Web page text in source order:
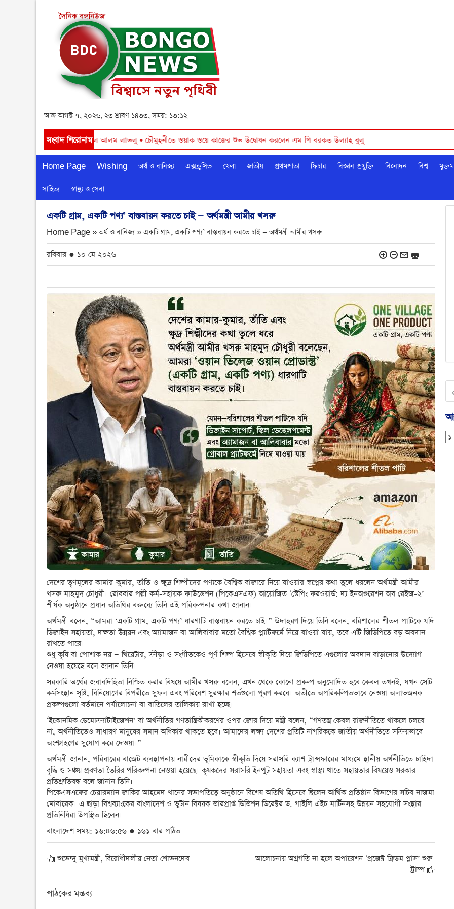
আজ আগস্ট ৭, ২০২৬, ২৩ শ্রাবণ ১৪৩৩, সময়: ১৩:১২
সংবাদ শিরোনাম
চেয়ারম্যান শামসুল আলম লাভলু•চৌমুহনীতে ওয়াক ওয়ে কাজের শুভ উদ্বোধন করলেন এম পি বরকত উল্যাহ বুলু
Home Page Wishing অর্থ ও বানিজ্য এক্সক্লুসিভ খেলা জাতীয় প্রথমপাতা ফিচার বিজ্ঞান-প্রযুক্তি বিনোদন বিশ্ব
সাহিত্য স্বাস্থ্য ও সেবা
একটি গ্রাম, একটি পণ্য’ বাস্তবায়ন করতে চাই — অর্থমন্ত্রী আমীর খসরু
Home Page » অর্থ ও বানিজ্য » একটি গ্রাম, একটি পণ্য’ বাস্তবায়ন করতে চাই — অর্থমন্ত্রী আমীর খসরু
রবিবার ● ১০ মে ২০২৬
দেশের তৃণমূলের কামার-কুমার, তাঁতি ও ক্ষুদ্র শিল্পীদের পণ্যকে বৈশ্বিক বাজারে নিয়ে যাওয়ার স্বপ্নের কথা তুলে ধরলেন অর্থমন্ত্রী আমীর
খসরু মাহমুদ চৌধুরী। রোববার পল্লী কর্ম-সহায়ক ফাউন্ডেশন (পিকেএসএফ) আয়োজিত ‘স্টেপিং ফরওয়ার্ড: দ্য ইনঅগুরেশন অব রেইজ-২’
শীর্ষক অনুষ্ঠানে প্রধান অতিথির বক্তব্যে তিনি এই পরিকল্পনার কথা জানান।
অর্থমন্ত্রী বলেন, “আমরা ‘একটি গ্রাম, একটি পণ্য’ ধারণাটি বাস্তবায়ন করতে চাই।” উদাহরণ দিয়ে তিনি বলেন, বরিশালের শীতল পাটিকে যদি
ডিজাইন সহায়তা, দক্ষতা উন্নয়ন এবং অ্যামাজন বা আলিবাবার মতো বৈশ্বিক প্ল্যাটফর্মে নিয়ে যাওয়া যায়, তবে এটি জিডিপিতে বড় অবদান
রাখতে পারে।
শুধু কৃষি বা পোশাক নয় — থিয়েটার, ক্রীড়া ও সংগীতকেও পূর্ণ শিল্প হিসেবে স্বীকৃতি দিয়ে জিডিপিতে এগুলোর অবদান বাড়ানোর উদ্যোগ
নেওয়া হয়েছে বলে জানান তিনি।
সরকারি অর্থের জবাবদিহিতা নিশ্চিত করার বিষয়ে আমীর খসরু বলেন, এখন থেকে কোনো প্রকল্প অনুমোদিত হবে কেবল তখনই, যখন সেটি
কর্মসংস্থান সৃষ্টি, বিনিয়োগের বিপরীতে সুফল এবং পরিবেশ সুরক্ষার শর্তগুলো পূরণ করবে। অতীতে অপরিকল্পিতভাবে নেওয়া অলাভজনক
প্রকল্পগুলো বর্তমানে পর্যালোচনা বা বাতিলের তালিকায় রাখা হচ্ছে।
‘ইকোনমিক ডেমোক্র্যাটাইজেশন’ বা অর্থনীতির গণতান্ত্রিকীকরণের ওপর জোর দিয়ে মন্ত্রী বলেন, “গণতন্ত্র কেবল রাজনীতিতে থাকলে চলবে
না, অর্থনীতিতেও সাধারণ মানুষের সমান অধিকার থাকতে হবে। আমাদের লক্ষ্য দেশের প্রতিটি নাগরিককে জাতীয় অর্থনীতিতে সক্রিয়ভাবে
অংশগ্রহণের সুযোগ করে দেওয়া।”
অর্থমন্ত্রী জানান, পরিবারের বাজেট ব্যবস্থাপনায় নারীদের ভূমিকাকে স্বীকৃতি দিয়ে সরাসরি ক্যাশ ট্রান্সফারের মাধ্যমে স্থানীয় অর্থনীতিতে চাহিদা
বৃদ্ধি ও সঞ্চয় প্রবণতা তৈরির পরিকল্পনা নেওয়া হয়েছে। কৃষকদের সরাসরি ইনপুট সহায়তা এবং স্বাস্থ্য খাতে সহায়তার বিষয়েও সরকার
প্রতিশ্রুতিবদ্ধ বলে জানান তিনি।
পিকেএসএফের চেয়ারম্যান জাকির আহমেদ খানের সভাপতিত্বে অনুষ্ঠানে বিশেষ অতিথি হিসেবে ছিলেন আর্থিক প্রতিষ্ঠান বিভাগের সচিব নাজমা
মোবারেক। এ ছাড়া বিশ্বব্যাংকের বাংলাদেশ ও ভুটান বিষয়ক ভারপ্রাপ্ত ডিভিশন ডিরেক্টর ড. গাইলি এইচ মার্টিনসহ উন্নয়ন সহযোগী সংস্থার
প্রতিনিধিরা উপস্থিত ছিলেন।
বাংলাদেশ সময়: ১৬:৪৬:৫৬ ● ১৬১ বার পঠিত
শুভেন্দু মুখ্যমন্ত্রী, বিরোধীদলীয় নেতা শোভনদেব
আলোচনায় অগ্রগতি না হলে অপারেশন ‘প্রজেক্ট ফ্রিডম প্লাস’ শুরু-
ট্রাম্প
পাঠকের মন্তব্য